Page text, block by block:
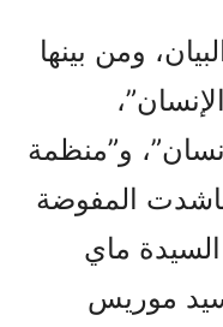
ومن بينها
و”منظمة
ناشدت المفوضة
ماي
موريس